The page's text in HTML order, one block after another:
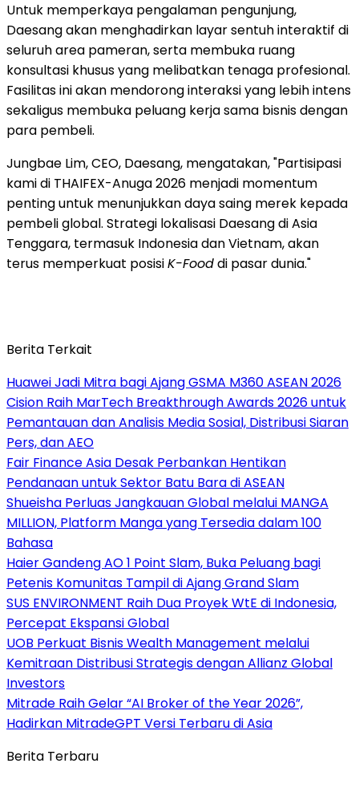
Untuk memperkaya pengalaman pengunjung,
Daesang akan menghadirkan layar sentuh interaktif di
seluruh area pameran, serta membuka ruang
konsultasi khusus yang melibatkan tenaga profesional.
Fasilitas ini akan mendorong interaksi yang lebih intens
sekaligus membuka peluang kerja sama bisnis dengan
para pembeli.
Jungbae Lim, CEO, Daesang, mengatakan, "Partisipasi
kami di THAIFEX-Anuga 2026 menjadi momentum
penting untuk menunjukkan daya saing merek kepada
pembeli global. Strategi lokalisasi Daesang di Asia
Tenggara, termasuk Indonesia dan Vietnam, akan
terus memperkuat posisiK-Fooddi pasar dunia."
Berita Terkait
Huawei Jadi Mitra bagi Ajang GSMA M360 ASEAN 2026
Cision Raih MarTech Breakthrough Awards 2026 untuk
Pemantauan dan Analisis Media Sosial, Distribusi Siaran
Pers, dan AEO
Fair Finance Asia Desak Perbankan Hentikan
Pendanaan untuk Sektor Batu Bara di ASEAN
Shueisha Perluas Jangkauan Global melalui MANGA
MILLION, Platform Manga yang Tersedia dalam 100
Bahasa
Haier Gandeng AO 1 Point Slam, Buka Peluang bagi
Petenis Komunitas Tampil di Ajang Grand Slam
SUS ENVIRONMENT Raih Dua Proyek WtE di Indonesia,
Percepat Ekspansi Global
UOB Perkuat Bisnis Wealth Management melalui
Kemitraan Distribusi Strategis dengan Allianz Global
Investors
Mitrade Raih Gelar “AI Broker of the Year 2026”,
Hadirkan MitradeGPT Versi Terbaru di Asia
Berita Terbaru